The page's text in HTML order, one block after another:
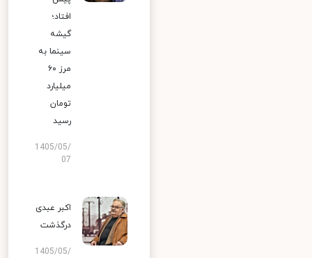
افتاد؛
گیشه
سینما به
مرز ۶۰
میلیارد
تومان
رسید
1405/05/
07
اکبر عبدی
درگذشت
1405/05/